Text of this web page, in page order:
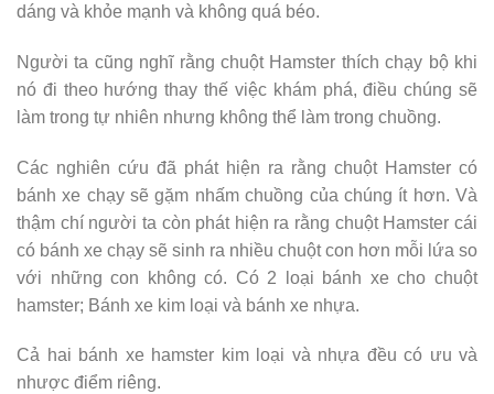
dáng và khỏe mạnh và không quá béo.
Người ta cũng nghĩ rằng chuột Hamster thích chạy bộ khi
nó đi theo hướng thay thế việc khám phá, điều chúng sẽ
làm trong tự nhiên nhưng không thể làm trong chuồng.
Các nghiên cứu đã phát hiện ra rằng chuột Hamster có
bánh xe chạy sẽ gặm nhấm chuồng của chúng ít hơn. Và
thậm chí người ta còn phát hiện ra rằng chuột Hamster cái
có bánh xe chạy sẽ sinh ra nhiều chuột con hơn mỗi lứa so
với những con không có. Có 2 loại bánh xe cho chuột
hamster; Bánh xe kim loại và bánh xe nhựa.
Cả hai bánh xe hamster kim loại và nhựa đều có ưu và
nhược điểm riêng.